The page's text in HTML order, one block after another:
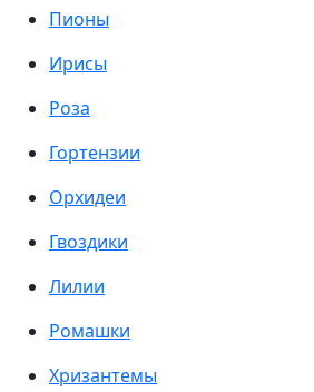
Пионы
Ирисы
Роза
Гортензии
Орхидеи
Гвоздики
Лилии
Ромашки
Хризантемы